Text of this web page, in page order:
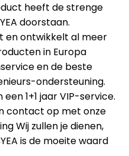
heeft de strenge
doorstaan.
en ontwikkelt al meer
in Europa
en de beste
ondersteuning.
1+1 jaar VIP-service.
contact op met onze
Wij zullen je dienen,
is de moeite waard